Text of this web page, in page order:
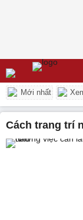
Mới nhất
cách trang trí